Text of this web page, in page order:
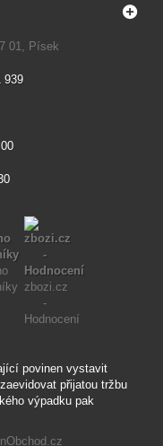
povinen vystavit
přijatou tržbu
výpadku pak
01, Písek
939
zbozi.cz
-
Hodnocení